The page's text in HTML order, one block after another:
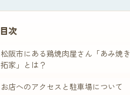
目次
松阪市にある鶏焼肉屋さん「あみ焼き
拓家」とは？
お店へのアクセスと駐車場について